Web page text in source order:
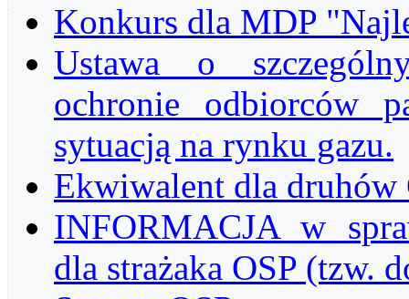
Konkurs dla MDP
Ustawa o
ochronie odbiorców
sytuacją na rynku gazu.
Ekwiwalent dla druhów
INFORMACJA w
dla strażaka OSP (tzw.